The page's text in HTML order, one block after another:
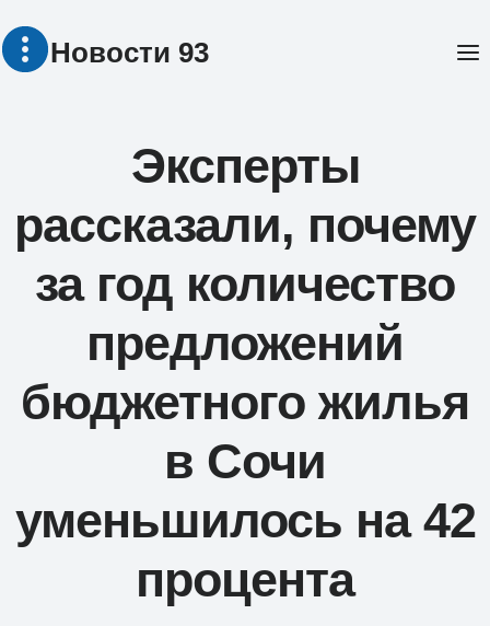
Перейти
Новости 93
Эксперты
рассказали, почему
за год количество
предложений
бюджетного жилья
в Сочи
уменьшилось на 42
процента